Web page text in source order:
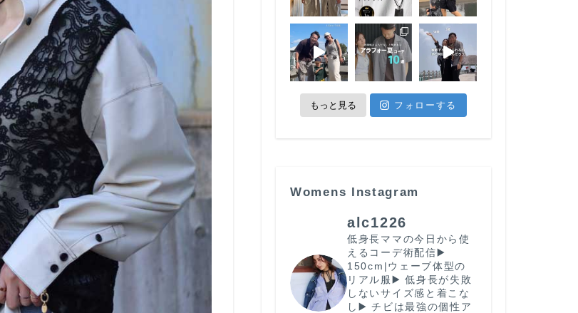
もっと見る フォローする
Womens Instagram
alc1226
低身長ママの今日から使
えるコーデ術配信▶️
150cm|ウェーブ体型の
リアル服▶️ 低身長が失敗
しないサイズ感と着こな
し ▶️ チビは最強の個性 ア